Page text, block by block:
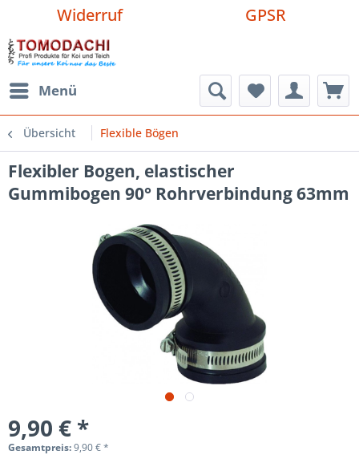
Widerruf GPSR
Menü
Übersicht Flexible Bögen
Flexibler Bogen, elastischer
Gummibogen 90° Rohrverbindung 63mm
9,90 € *
Gesamtpreis:9,90€*